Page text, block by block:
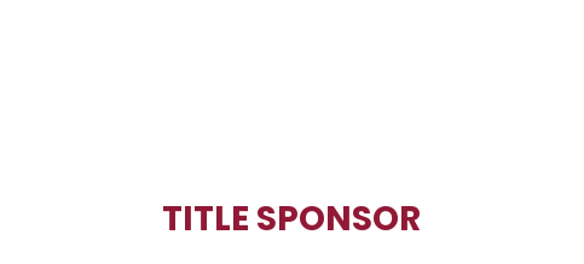
TITLE SPONSOR